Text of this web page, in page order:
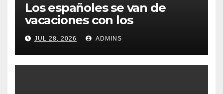
Los españoles se van de
vacaciones con los
carburantes hasta un 21%
más caros que el año pasado
y los hoteles disparados
JUL 28, 2026 ADMINS